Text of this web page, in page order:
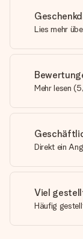
Lies mehr
Mehr lesen (
Direkt ein
Viel
Häufig